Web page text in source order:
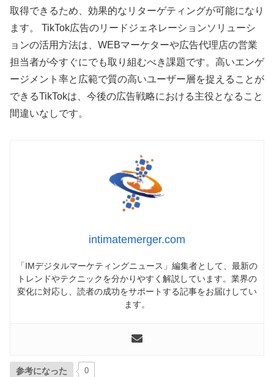
取得できるため、効果的なリターゲティングが可能になり
ます。 TikTok広告のリードジェネレーションソリューシ
ョンの活用方法は、WEBマーケターや広告代理店の営業
担当者が今すぐにでも取り組むべき課題です。高いエンゲ
ージメント率と広範で質の高いユーザー層を捉えることが
できるTikTokは、今後の広告戦略における主役となること
間違いなしです。
intimatemerger.com
「IMデジタルマーケティングニュース」編集者として、最新の
トレンドやテクニックを分かりやすく解説しています。業界の
変化に対応し、読者の成功をサポートする記事をお届けしてい
ます。
参考になった 0